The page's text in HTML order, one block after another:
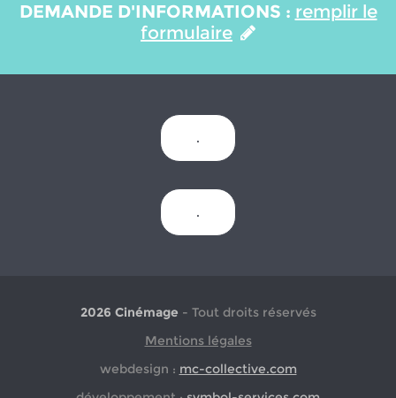
DEMANDE D'INFORMATIONS : remplir le
formulaire
.
.
2026 Cinémage - Tout droits réservés
Mentions légales
webdesign : mc-collective.com